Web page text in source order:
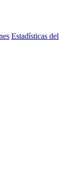
Estadísticas del